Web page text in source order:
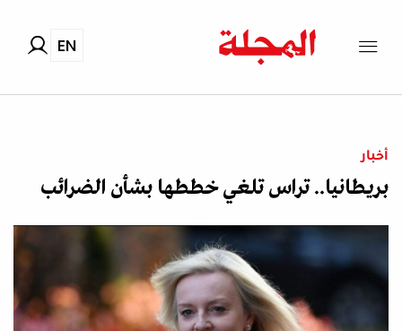
EN
أخبار
بريطانيا.. تراس تلغي خططها بشأن الضرائب